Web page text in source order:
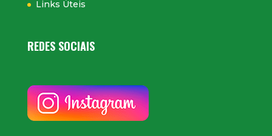
Links Úteis
REDES SOCIAIS